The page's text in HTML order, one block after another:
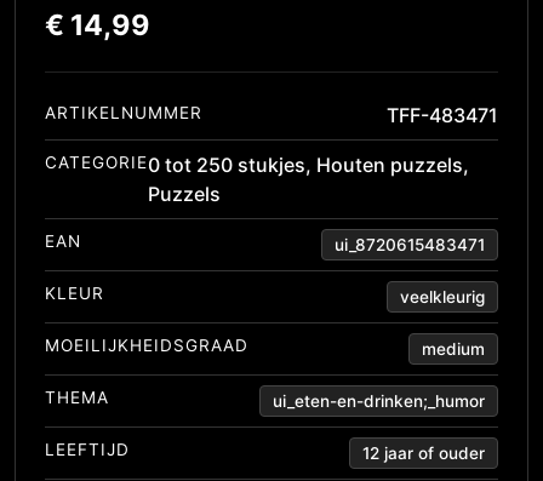
€ 14,99
ARTIKELNUMMER TFF-483471
CATEGORIE0 tot 250 stukjes, Houten puzzels,
Puzzels
EAN ui_8720615483471
KLEUR veelkleurig
MOEILIJKHEIDSGRAAD medium
THEMA ui_eten-en-drinken;_humor
LEEFTIJD 12 jaar of ouder